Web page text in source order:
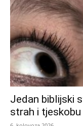
Jedan biblijski
strah i tjeskobu